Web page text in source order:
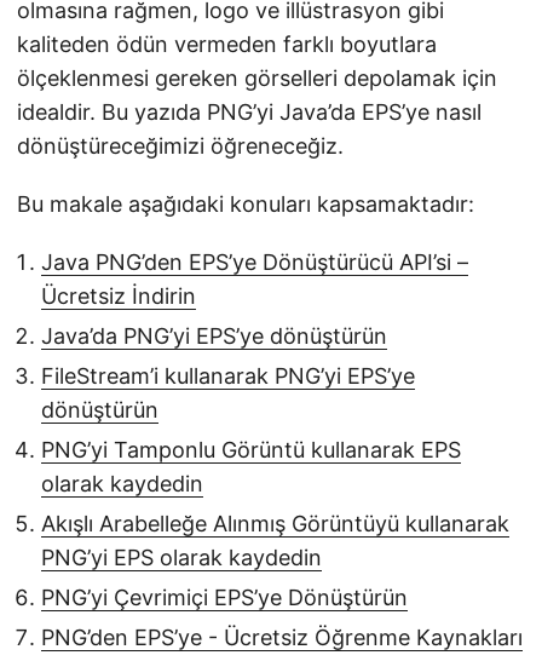
olmasına rağmen, logo ve illüstrasyon gibi
kaliteden ödün vermeden farklı boyutlara
ölçeklenmesi gereken görselleri depolamak için
idealdir. Bu yazıda PNG’yi Java’da EPS’ye nasıl
dönüştüreceğimizi öğreneceğiz.
Bu makale aşağıdaki konuları kapsamaktadır:
Java PNG’den EPS’ye Dönüştürücü API’si –
Ücretsiz İndirin
Java’da PNG’yi EPS’ye dönüştürün
FileStream’i kullanarak PNG’yi EPS’ye
dönüştürün
PNG’yi Tamponlu Görüntü kullanarak EPS
olarak kaydedin
Akışlı Arabelleğe Alınmış Görüntüyü kullanarak
PNG’yi EPS olarak kaydedin
PNG’yi Çevrimiçi EPS’ye Dönüştürün
PNG’den EPS’ye - Ücretsiz Öğrenme Kaynakları